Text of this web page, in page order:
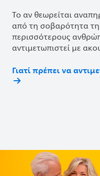
Το αν θεωρείται
από τη σοβαρότητα
περισσότερους
αντιμετωπιστεί με
Γιατί πρέπει να